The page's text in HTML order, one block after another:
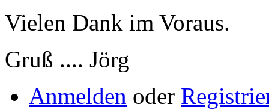
Vielen Dank im Voraus.
Gruß .... Jörg
Anmelden oder